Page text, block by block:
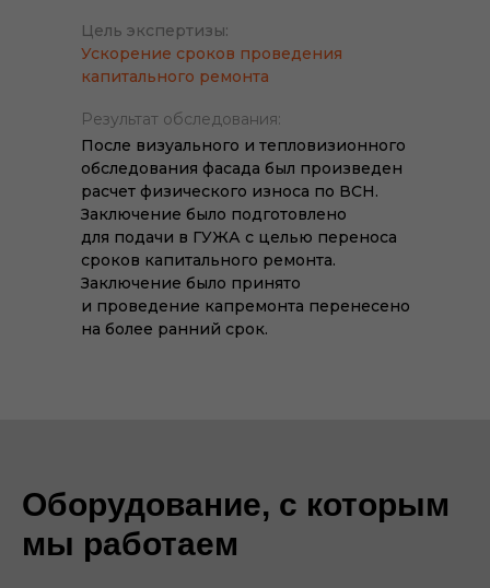
После визуального и тепловизионного
обследования фасада был произведен
расчет физического износа по ВСН.
Заключение было подготовлено
для подачи в ГУЖА с целью переноса
сроков капитального ремонта.
Заключение было принято
и проведение капремонта перенесено
на более ранний срок.
Результат обследования:
Цель экспертизы:
Ускорение сроков проведения
капитального ремонта
Оборудование, с которым
мы работаем